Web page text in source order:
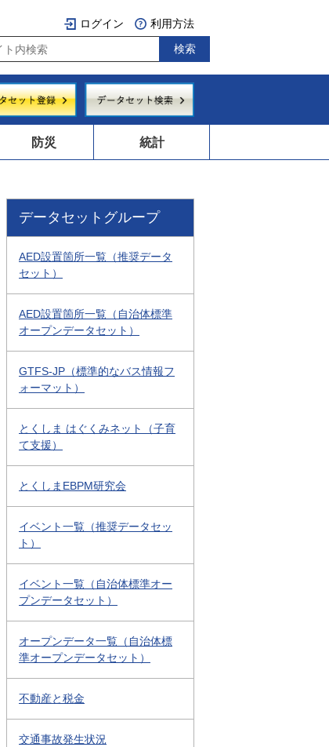
ログイン 利用方法
防災 統計
データセットグループ
AED設置箇所一覧（推奨データ
セット）
AED設置箇所一覧（自治体標準
オープンデータセット）
GTFS-JP（標準的なバス情報フ
ォーマット）
とくしま はぐくみネット（子育
て支援）
とくしまEBPM研究会
イベント一覧（推奨データセッ
ト）
イベント一覧（自治体標準オー
プンデータセット）
オープンデータ一覧（自治体標
準オープンデータセット）
不動産と税金
交通事故発生状況